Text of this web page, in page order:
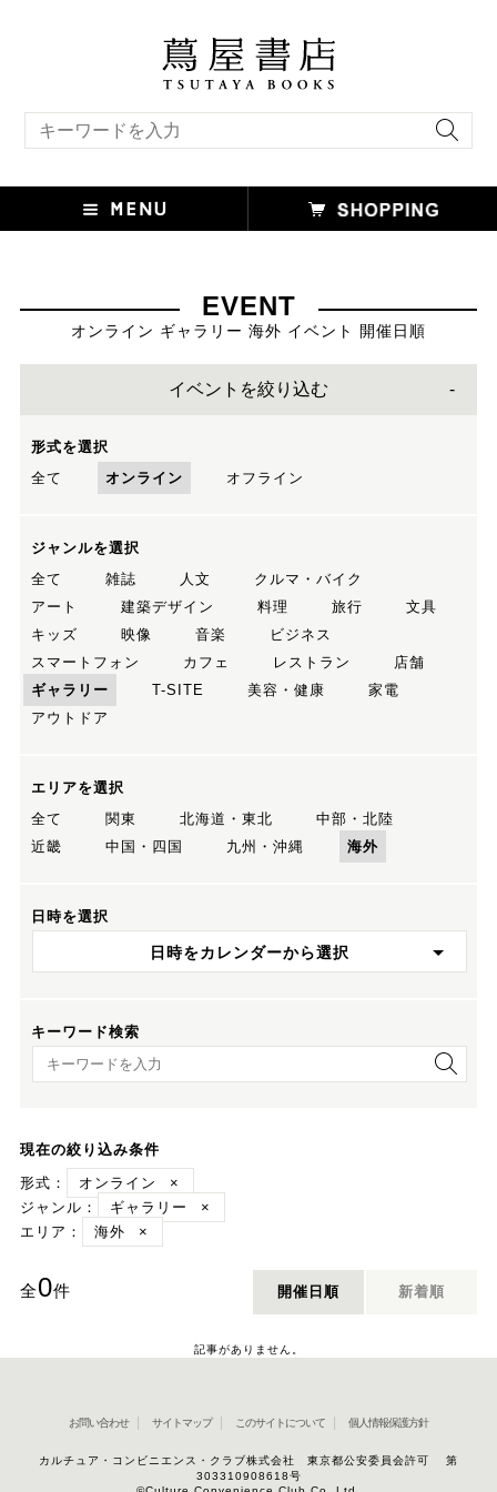
EVENT
オンライン ギャラリー 海外 イベント 開催日順
イベントを絞り込む
形式を選択
全て
オンライン オフライン
ジャンルを選択
全て
雑誌 人文
クルマ・バイク
アート
建築デザイン 料理 旅行
文具
キッズ
映像 音楽
ビジネス
スマートフォン
カフェ レストラン
店舗
ギャラリー
T-SITE 美容・健康
家電
アウトドア
エリアを選択
全て
関東 北海道・東北
中部・北陸
近畿
中国・四国 九州・沖縄 海外
日時を選択
日時をカレンダーから選択
キーワード検索
キーワード検索
現在の絞り込み条件
形式：
オンライン
×
ジャンル：
ギャラリー
×
エリア：
海外 ×
全0件 開催日順 新着順
記事がありません。
お問い合わせ サイトマップ このサイトについて 個人情報保護方針
カルチュア・コンビニエンス・クラブ株式会社 東京都公安委員会許可 第
303310908618号